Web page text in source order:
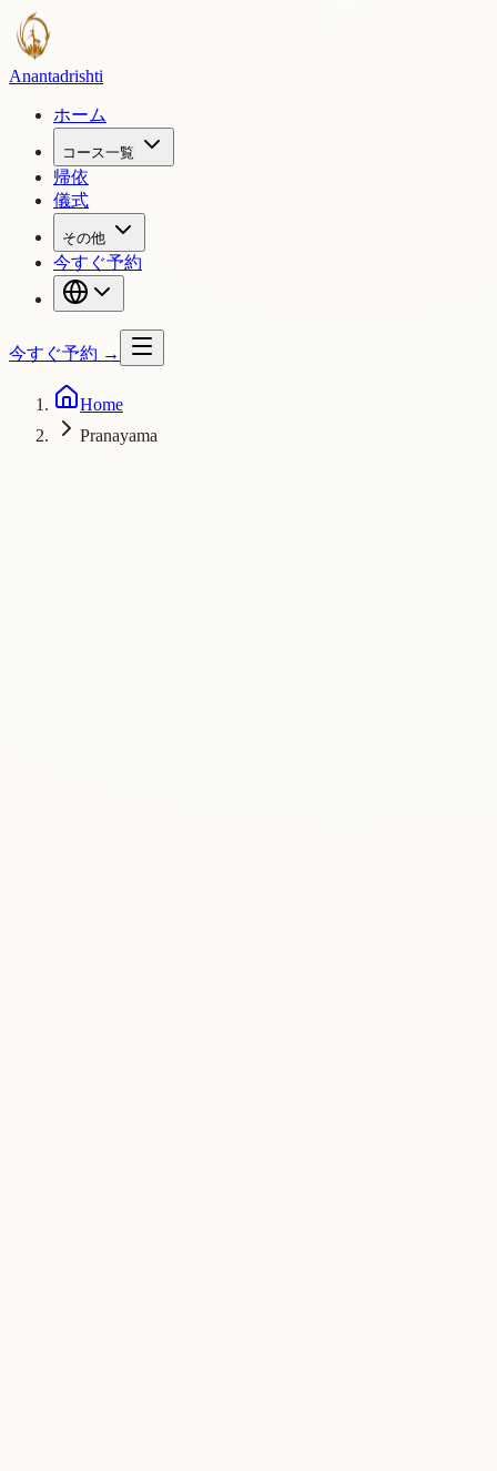
Anantadrishti
ホーム
コース一覧
帰依
儀式
その他
今すぐ予約
今すぐ予約 →
Home
Pranayama